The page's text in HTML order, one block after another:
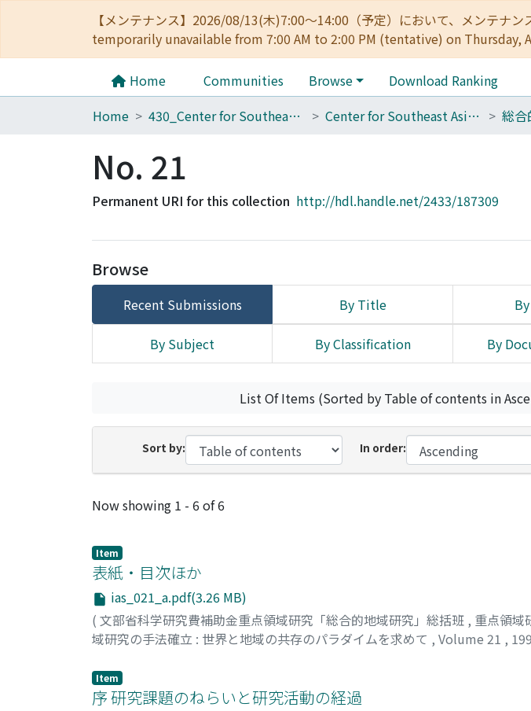
【メンテナンス】2026/08/13(木)7:00～14:00（予定）において、メンテ
temporarily unavailable from 7:00 AM to 2:00 PM (tentative) on Thursday,
Home Communities Browse Download Ranking
Home
430_Center for Southeast Asian Studies Center for Southeast Asian Studies 総合
No. 21
Permanent URI for this collection http://hdl.handle.net/2433/187309
Browse
Recent Submissions By Title
By Subject By Classification By
List Of Items (Sorted by Table of contents in
Sort by: In order:
Recent Submissions
Now showing 1 - 6 of 6
Item
表紙・目次ほか
ias_021_a.pdf(3.26 MB)
( 文部省科学研究費補助金重点領域研究「総合的地域研究」総括班 , 重点領域
域研究の手法確立 : 世界と地域の共存のパラダイムを求めて , Volume 21 ,
Item
序 研究課題のねらいと研究活動の経過